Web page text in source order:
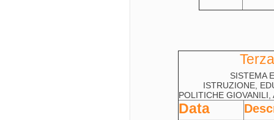
SISTEMA
ISTRUZIONE,
POLITICHE
Data